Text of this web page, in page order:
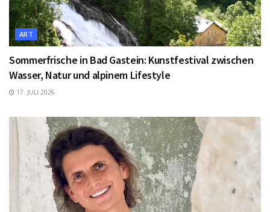
ART
Sommerfrische in Bad Gastein: Kunstfestival zwischen
Wasser, Natur und alpinem Lifestyle
17. JULI 2026